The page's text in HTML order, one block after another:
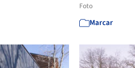
Foto
Marcar